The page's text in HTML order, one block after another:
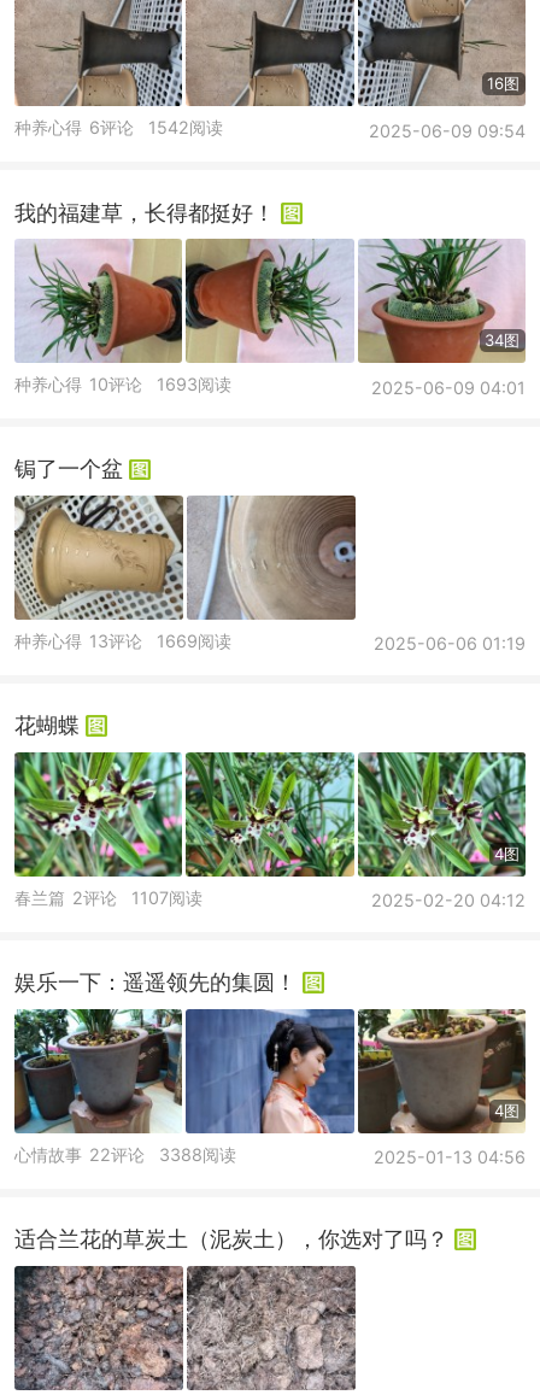
16图
种养心得 2025-06-09 09:54
6评论 1542阅读
我的福建草，长得都挺好！
34图
种养心得 2025-06-09 04:01
10评论 1693阅读
锔了一个盆
种养心得 2025-06-06 01:19
13评论 1669阅读
花蝴蝶
4图
春兰篇 2025-02-20 04:12
2评论 1107阅读
娱乐一下：遥遥领先的集圆！
4图
心情故事 2025-01-13 04:56
22评论 3388阅读
适合兰花的草炭土（泥炭土），你选对了吗？